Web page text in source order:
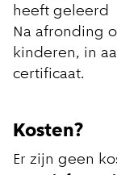
heeft geleerd
Na afronding
kinderen, in
certificaat.
Kosten?
Er zijn geen